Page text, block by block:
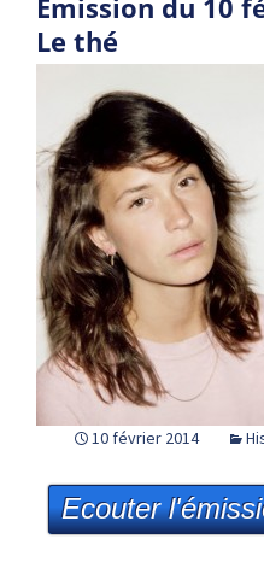
Emission du 10
Le thé
10 février 2014
Ecouter